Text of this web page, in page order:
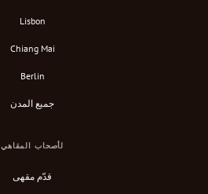
Lisbon
Chiang Mai
Berlin
جميع المدن
لأصحاب المقاهي
قدّم مقهى